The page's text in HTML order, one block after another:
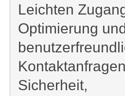
Leichten
Optimierung
Sicherheit,